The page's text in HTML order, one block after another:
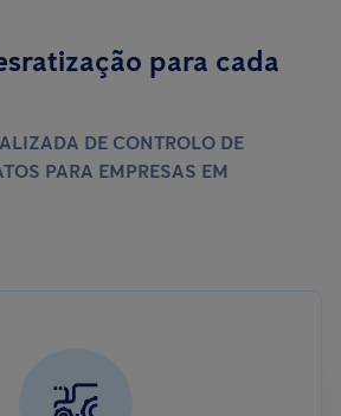
para cada
DE CONTROLO DE
PARA EMPRESAS EM